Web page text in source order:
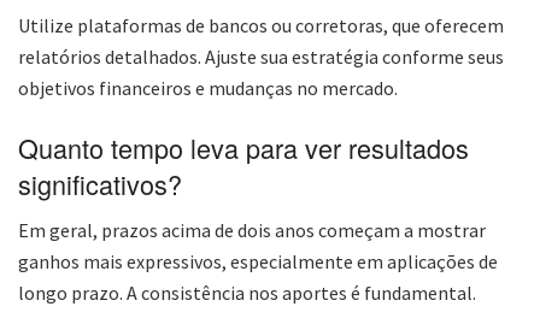
Utilize plataformas de bancos ou corretoras, que oferecem
relatórios detalhados. Ajuste sua estratégia conforme seus
objetivos financeiros e mudanças no mercado.
Quanto tempo leva para ver resultados
significativos?
Em geral, prazos acima de dois anos começam a mostrar
ganhos mais expressivos, especialmente em aplicações de
longo prazo. A consistência nos aportes é fundamental.